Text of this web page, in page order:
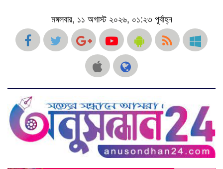
মঙ্গলবার, ১১ অগাস্ট ২০২৬, ০১:২৩ পূর্বাহ্ন